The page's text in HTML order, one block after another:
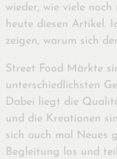
wieder, wie viele
heute diesen Artikel.
zeigen, warum sich
Street Food Märkte
unterschiedlichsten
Dabei liegt die
und die Kreationen
sich auch mal Neues
Begleitung los und